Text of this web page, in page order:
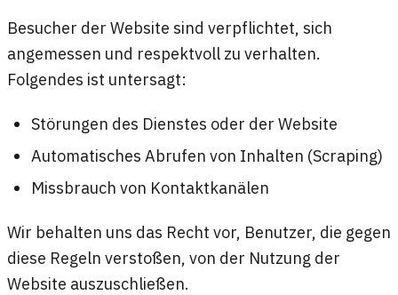
Besucher der Website sind verpflichtet, sich
angemessen und respektvoll zu verhalten.
Folgendes ist untersagt:
Störungen des Dienstes oder der Website
Automatisches Abrufen von Inhalten (Scraping)
Missbrauch von Kontaktkanälen
Wir behalten uns das Recht vor, Benutzer, die gegen
diese Regeln verstoßen, von der Nutzung der
Website auszuschließen.